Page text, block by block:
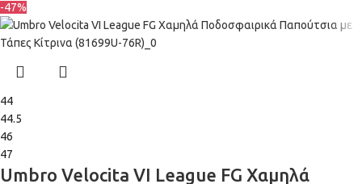
-47%
44
44.5
46
47
Umbro Velocita VI League FG Χαμηλά